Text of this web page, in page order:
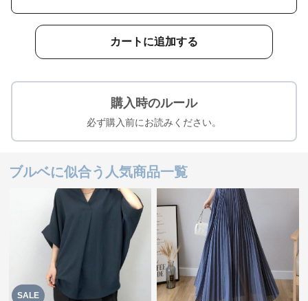
カートに追加する
購入時のルール
必ず購入前にお読みください。
ブルベに似合う人気商品一覧
SALE